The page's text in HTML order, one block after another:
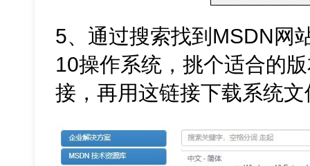
5、通过搜索找到MSDN网
10操作系统，挑个适合的
接，再用这链接下载系统文